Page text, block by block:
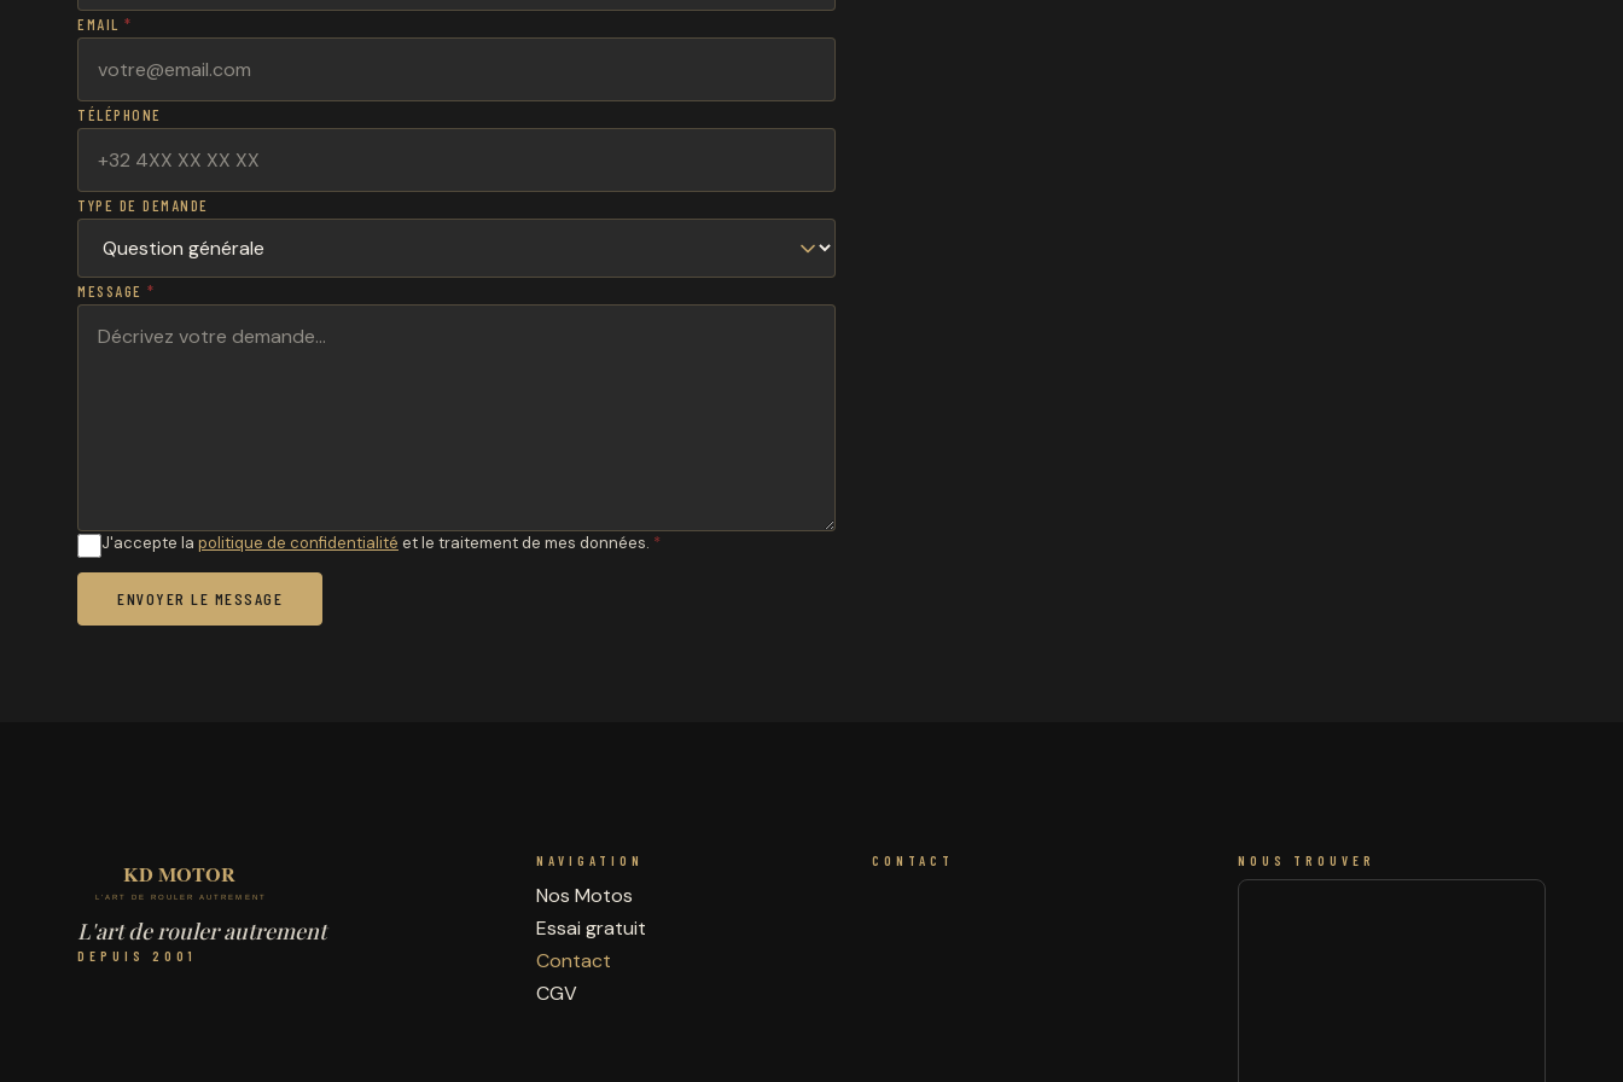
EMAIL *
TÉLÉPHONE
TYPE DE DEMANDE
MESSAGE *
J'accepte la politique de confidentialité et le traitement de mes données. *
ENVOYER LE MESSAGE
L'art de rouler autrement
DEPUIS 2001
NAVIGATION
Nos Motos
Essai gratuit
Contact
CGV
CONTACT NOUS TROUVER